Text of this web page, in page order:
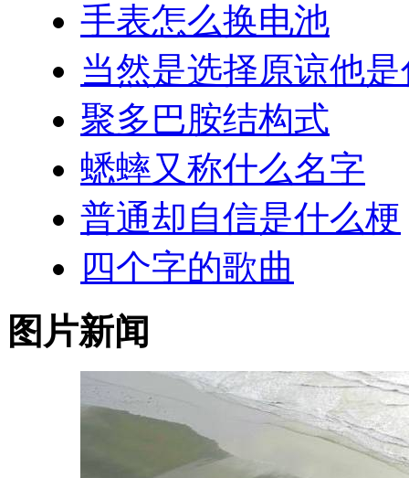
手表怎么换电池
当然是选择原谅他
聚多巴胺结构式
蟋蟀又称什么名字
普通却自信是什么梗
四个字的歌曲
图片新闻